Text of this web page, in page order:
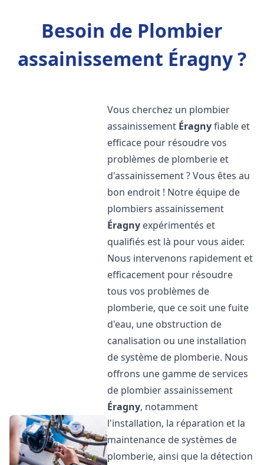
Besoin de Plombier
assainissement Éragny ?
Vous cherchez un plombier
assainissement Éragnyfiable et
efficace pour résoudre vos
problèmes de plomberie et
d'assainissement ? Vous êtes au
bon endroit ! Notre équipe de
plombiers assainissement
Éragny expérimentés et
qualifiés est là pour vous aider.
Nous intervenons rapidement et
efficacement pour résoudre
tous vos problèmes de
plomberie, que ce soit une fuite
d'eau, une obstruction de
canalisation ou une installation
de système de plomberie. Nous
offrons une gamme de services
de plombier assainissement
Éragny, notamment
l'installation, la réparation et la
maintenance de systèmes de
plomberie, ainsi que la détection